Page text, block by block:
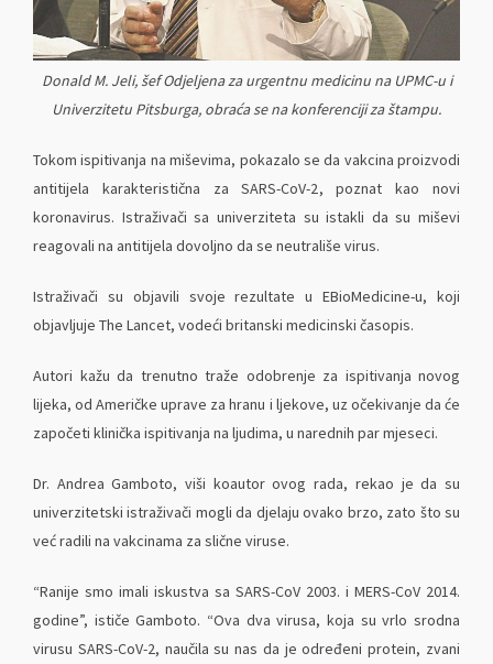
Donald M. Jeli, šef Odjeljena za urgentnu medicinu na UPMC-u i
Univerzitetu Pitsburga, obraća se na konferenciji za štampu.
Tokom ispitivanja na miševima, pokazalo se da vakcina proizvodi
antitijela karakteristična za SARS-CoV-2, poznat kao novi
koronavirus. Istraživači sa univerziteta su istakli da su miševi
reagovali na antitijela dovoljno da se neutrališe virus.
Istraživači su objavili svoje rezultate u EBioMedicine-u, koji
objavljuje The Lancet, vodeći britanski medicinski časopis.
Autori kažu da trenutno traže odobrenje za ispitivanja novog
lijeka, od Američke uprave za hranu i ljekove, uz očekivanje da će
započeti klinička ispitivanja na ljudima, u narednih par mjeseci.
Dr. Andrea Gamboto, viši koautor ovog rada, rekao je da su
univerzitetski istraživači mogli da djelaju ovako brzo, zato što su
već radili na vakcinama za slične viruse.
“Ranije smo imali iskustva sa SARS-CoV 2003. i MERS-CoV 2014.
godine”, ističe Gamboto. “Ova dva virusa, koja su vrlo srodna
virusu SARS-CoV-2, naučila su nas da je određeni protein, zvani